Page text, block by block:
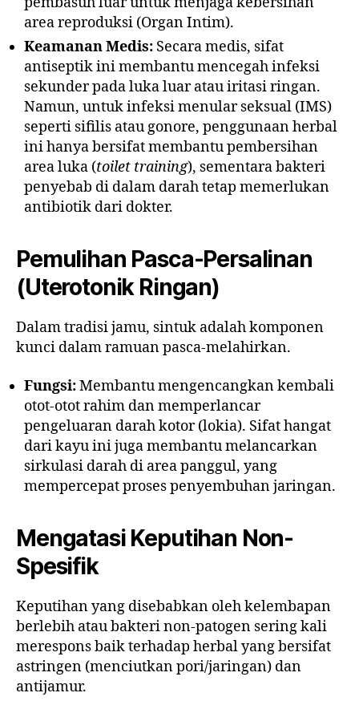
area reproduksi (Organ Intim).
Keamanan Medis: Secara medis, sifat
antiseptik ini membantu mencegah infeksi
sekunder pada luka luar atau iritasi ringan.
Namun, untuk infeksi menular seksual (IMS)
seperti sifilis atau gonore, penggunaan herbal
ini hanya bersifat membantu pembersihan
area luka (toilet training), sementara bakteri
penyebab di dalam darah tetap memerlukan
antibiotik dari dokter.
Pemulihan Pasca-Persalinan
(Uterotonik Ringan)
Dalam tradisi jamu, sintuk adalah komponen
kunci dalam ramuan pasca-melahirkan.
Fungsi:Membantu mengencangkan kembali
otot-otot rahim dan memperlancar
pengeluaran darah kotor (lokia). Sifat hangat
dari kayu ini juga membantu melancarkan
sirkulasi darah di area panggul, yang
mempercepat proses penyembuhan jaringan.
Mengatasi Keputihan Non-
Spesifik
Keputihan yang disebabkan oleh kelembapan
berlebih atau bakteri non-patogen sering kali
merespons baik terhadap herbal yang bersifat
astringen (menciutkan pori/jaringan) dan
antijamur.